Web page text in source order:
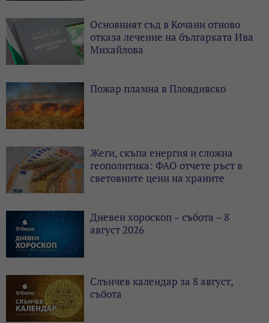
Основният съд в Кочани отново
отказа лечение на българката Ива
Михайлова
Пожар пламна в Пловдивско
Жеги, скъпа енергия и сложна
геополитика: ФАО отчете ръст в
световните цени на храните
Дневен хороскоп – събота – 8
август 2026
Слънчев календар за 8 август,
събота